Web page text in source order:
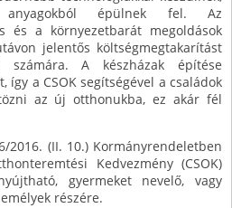
épülnek fel. Az
és a környezetbarát megoldások
jelentős költségmegtakarítást
számára. A készházak építése
így a CSOK segítségével a családok
az új otthonukba, ez akár fél
2016. (II. 10.) Kormányrendeletben
Kedvezmény (CSOK)
gyermeket nevelő, vagy
részére.